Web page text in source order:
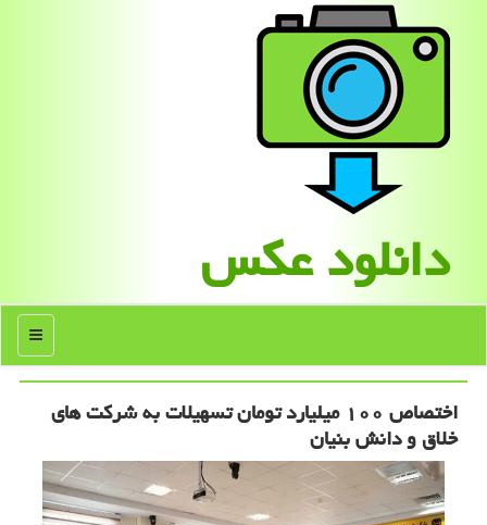
دانلود عكس
منو
اختصاص ۱۰۰ میلیارد تومان تسهیلات به شرکت های
خلاق و دانش بنیان